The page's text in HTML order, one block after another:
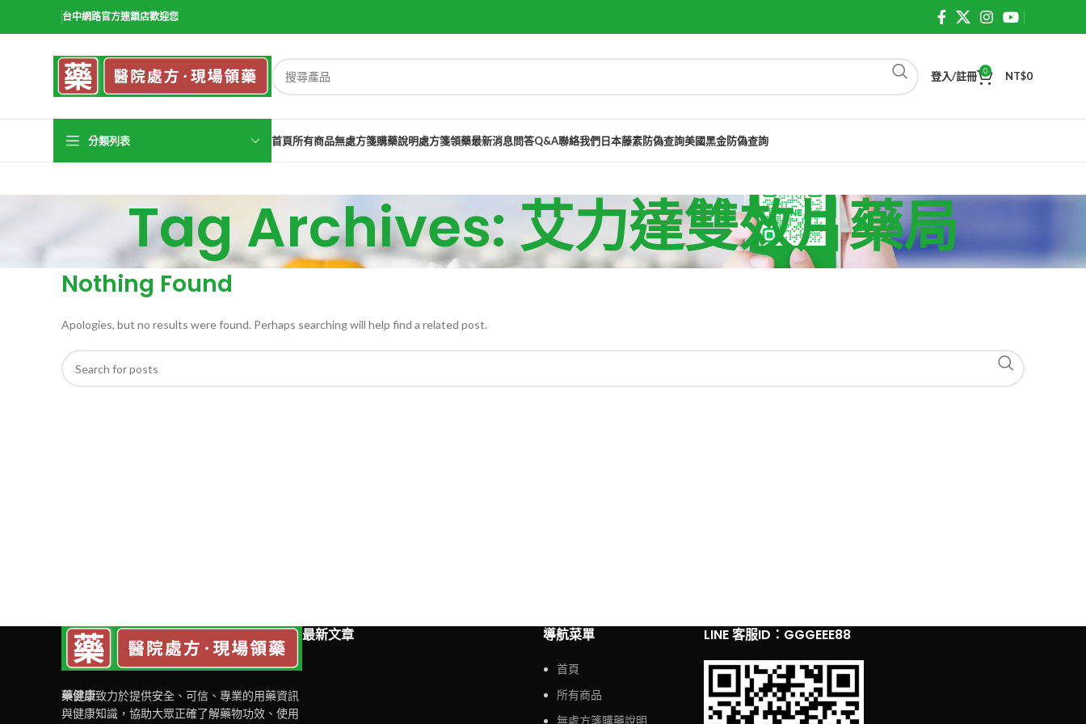
台中網路官方連鎖店歡迎您
登入/註冊 0 NT$0
分類列表 首頁所有商品無處方箋購藥說明處方箋領藥最新消息問答Q&A聯絡我們日本藤素防偽查詢美國黑金防偽查詢
Tag Archives: 艾力達雙效片藥局
Nothing Found
Apologies, but no results were found. Perhaps searching will help find a related post.
藥健康致力於提供安全、可信、專業的用藥資訊
與健康知識，協助大眾正確了解藥物功效、使用
最新文章 導航菜單
首頁
所有商品
無處方箋購藥說明
LINE 客服ID：GGGEEE88